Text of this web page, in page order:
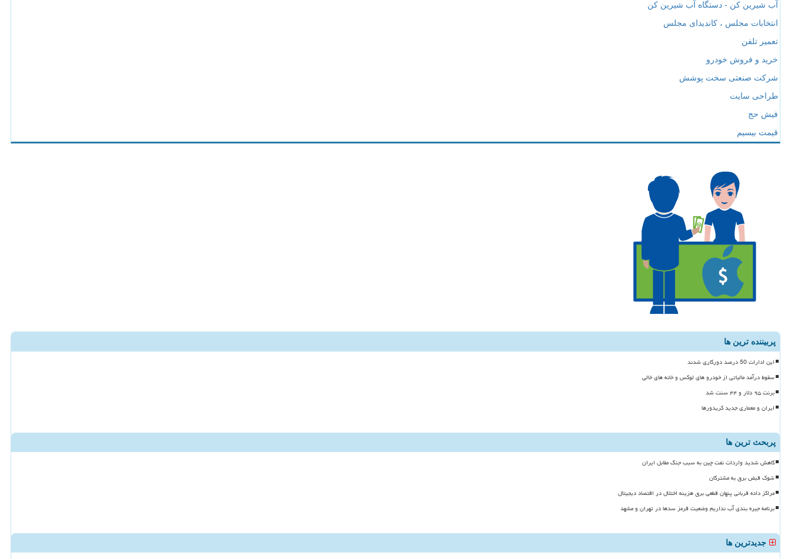
آب شیرین کن - دستگاه آب شیرین کن
انتخابات مجلس ، کاندیدای مجلس
تعمیر تلفن
خرید و فروش خودرو
شرکت صنعتی سخت پوشش
طراحی سایت
فیش حج
قیمت بیسیم
پربیننده ترین ها
این ادارات 50 درصد دورکاری شدند
سقوط درآمد مالیاتی از خودرو های لوکس و خانه های خالی
برنت ۹۵ دلار و ۴۴ سنت شد
ایران و معماری جدید کریدورها
پربحث ترین ها
کاهش شدید واردات نفت چین به سبب جنگ مقابل ایران
شوک قبض برق به مشترکان
مراکز داده قربانی پنهان قطعی برق هزینه اختلال در اقتصاد دیجیتال
برنامه جیره بندی آب نداریم وضعیت قرمز سدها در تهران و مشهد
جدیدترین ها